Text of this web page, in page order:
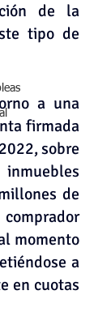
de la
tipo de
a una
firmada
sobre
de
momento
a
en cuotas